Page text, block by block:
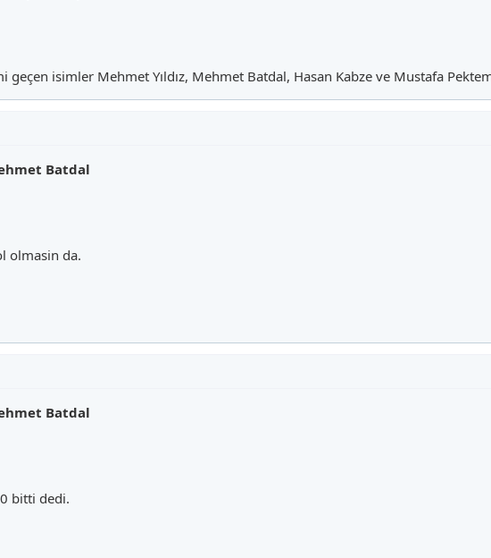
geçen isimler Mehmet Yıldız, Mehmet Batdal, Hasan Kabze ve Mustafa
Batdal
olmasin da.
Batdal
bitti dedi.